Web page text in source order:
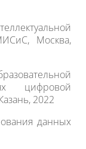
Москва,
цифровой
2022
данных